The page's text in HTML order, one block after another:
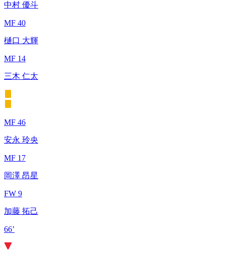
中村 優斗
MF 40
樋口 大輝
MF 14
三木 仁太
MF 46
安永 玲央
MF 17
岡澤 昂星
FW 9
加藤 拓己
66’